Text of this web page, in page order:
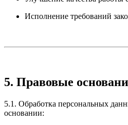
Исполнение требований
5. Правовые
5.1. Обработка персональных
основании: